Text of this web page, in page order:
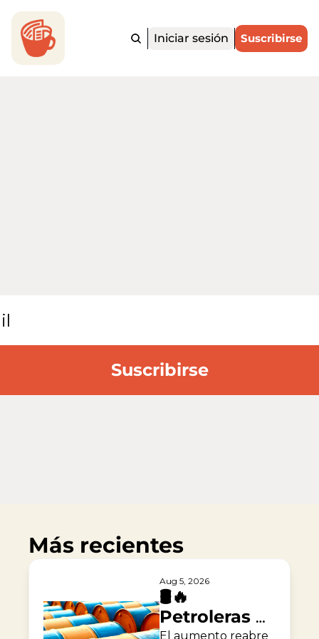
Iniciar sesión Suscribirse
Suscribirse
Más recientes
Aug 5, 2026
🛢️🔥
Petroleras
El aumento reabre